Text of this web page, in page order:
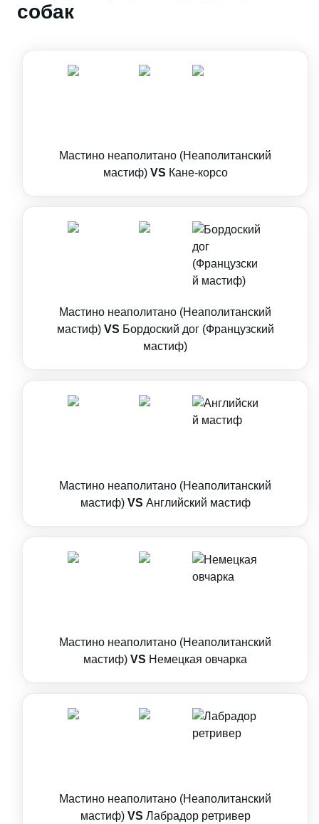
собак
Мастино неаполитано (Неаполитанский
мастиф) VS Кане-корсо
Мастино неаполитано (Неаполитанский
мастиф) VS Бордоский дог (Французский
мастиф)
Мастино неаполитано (Неаполитанский
мастиф) VS Английский мастиф
Мастино неаполитано (Неаполитанский
мастиф) VS Немецкая овчарка
Мастино неаполитано (Неаполитанский
мастиф) VS Лабрадор ретривер